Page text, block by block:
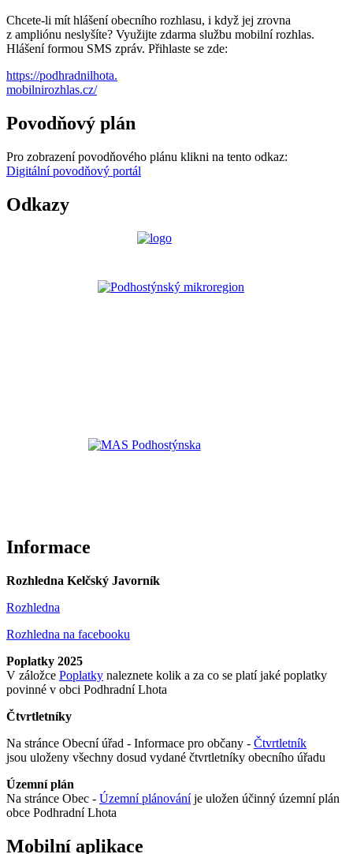
Chcete-li mít hlášení obecního rozhlasu, i když jej zrovna
z ampliónu neslyšíte? Využijte zdarma službu mobilní rozhlas.
Hlášení formou SMS zpráv. Přihlaste se zde:
https://podhradnilhota.
mobilnirozhlas.cz/
Povodňový plán
Pro zobrazení povodňového plánu klikni na tento odkaz:
Digitální povodňový portál
Odkazy
Informace
Rozhledna Kelčský Javorník
Rozhledna
Rozhledna na facebooku
Poplatky 2025
V záložce Poplatky naleznete kolik a za co se platí jaké poplatky
povinné v obci Podhradní Lhota
Čtvrtletníky
Na stránce Obecní úřad - Informace pro občany - Čtvrtletník
jsou uloženy všechny dosud vydané čtvrtletníky obecního úřadu
Územní plán
Na stránce Obec - Územní plánováníje uložen účinný územní plán
obce Podhradní Lhota
Mobilní aplikace